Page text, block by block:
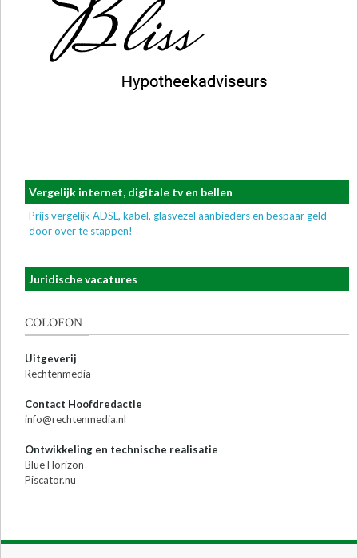
Vergelijk internet, digitale tv en bellen
Prijs vergelijk ADSL, kabel, glasvezel aanbieders en bespaar geld
door over te stappen!
Juridische vacatures
COLOFON
Uitgeverij
Rechtenmedia
Contact Hoofdredactie
info@rechtenmedia.nl
Ontwikkeling en technische realisatie
Blue Horizon
Piscator.nu